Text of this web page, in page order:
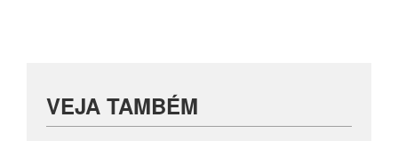
VEJA TAMBÉM